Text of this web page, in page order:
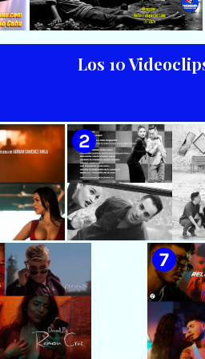
🟡 Bouquet - ¨Dressed Up
Animal¨ 📺 Videoclip - 🎬
Director: Mauricio Figueiral
NESCIO, basado en la obra
musical ¨Niño siniestro¨ |
Autor: Ernesto Romero |
Director: Héctor Falagán De
Cabo | Videoclip | Música Pop
Rock Cubana | Artistas Cubanos
| Instrumental | CUBA
Los 10
Videoclip
Ávila
🟡 Adrián
Manzanares - ¨Ya es